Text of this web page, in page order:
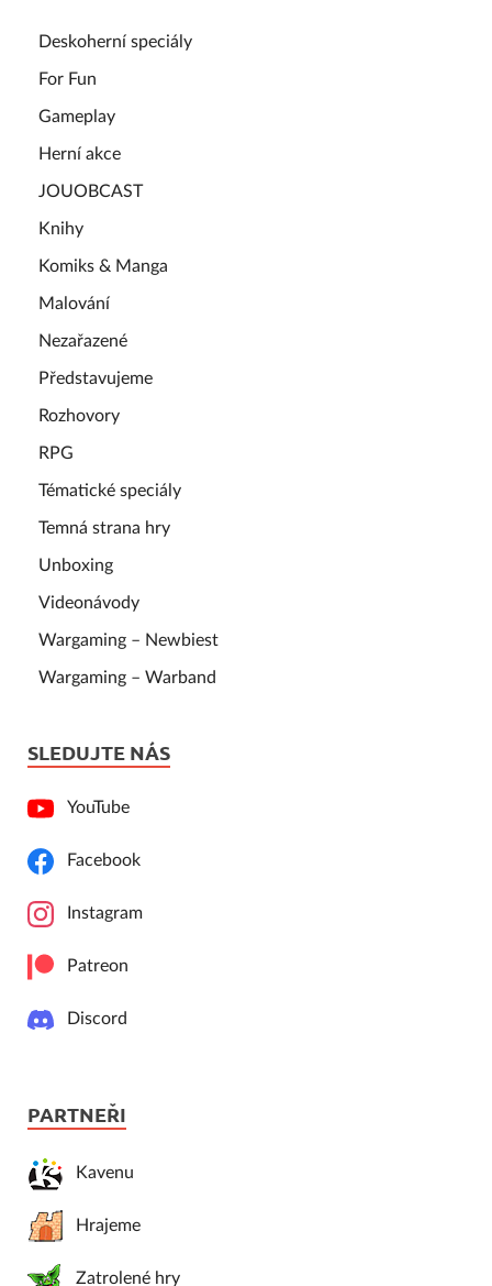
Deskoherní speciály
For Fun
Gameplay
Herní akce
JOUOBCAST
Knihy
Komiks & Manga
Malování
Nezařazené
Představujeme
Rozhovory
RPG
Tématické speciály
Temná strana hry
Unboxing
Videonávody
Wargaming – Newbiest
Wargaming – Warband
SLEDUJTE NÁS
YouTube
Facebook
Instagram
Patreon
Discord
PARTNEŘI
Kavenu
Hrajeme
Zatrolené hry